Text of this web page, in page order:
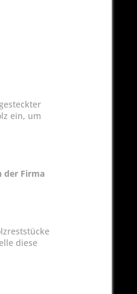
ein, um
der Firma
diese